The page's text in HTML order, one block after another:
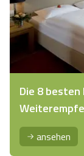
Die 8 besten
ansehen